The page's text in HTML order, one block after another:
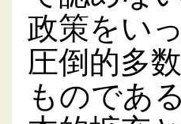
政策をい
圧倒的多
ものであ